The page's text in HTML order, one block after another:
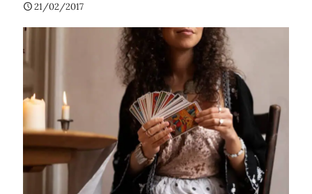
21/02/2017